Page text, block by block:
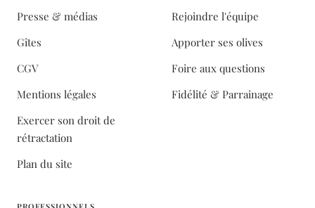
Presse & médias
Gîtes
CGV
Mentions légales
Exercer son droit de
rétractation
Plan du site
Rejoindre l'équipe
Apporter ses olives
Foire aux questions
Fidélité & Parrainage